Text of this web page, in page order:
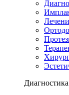
Диагностика